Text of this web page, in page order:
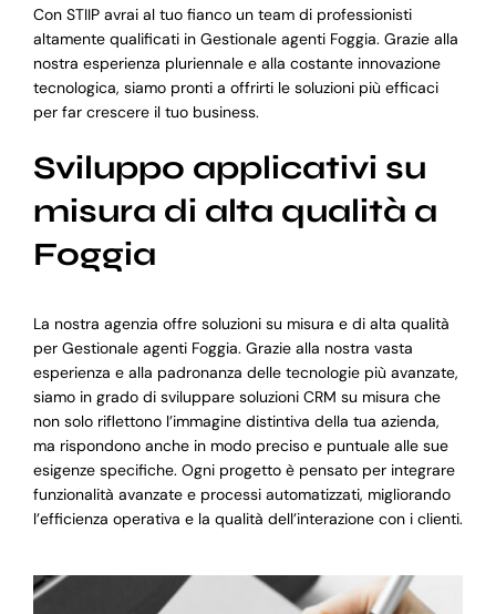
Con STIIP avrai al tuo fianco un team di professionisti
altamente qualificati in Gestionale agenti Foggia. Grazie alla
nostra esperienza pluriennale e alla costante innovazione
tecnologica, siamo pronti a offrirti le soluzioni più efficaci
per far crescere il tuo business.
Sviluppo applicativi su
misura di alta qualità a
Foggia
La nostra agenzia offre soluzioni su misura e di alta qualità
per Gestionale agenti Foggia. Grazie alla nostra vasta
esperienza e alla padronanza delle tecnologie più avanzate,
siamo in grado di sviluppare soluzioni CRM su misura che
non solo riflettono l’immagine distintiva della tua azienda,
ma rispondono anche in modo preciso e puntuale alle sue
esigenze specifiche. Ogni progetto è pensato per integrare
funzionalità avanzate e processi automatizzati, migliorando
l’efficienza operativa e la qualità dell’interazione con i clienti.